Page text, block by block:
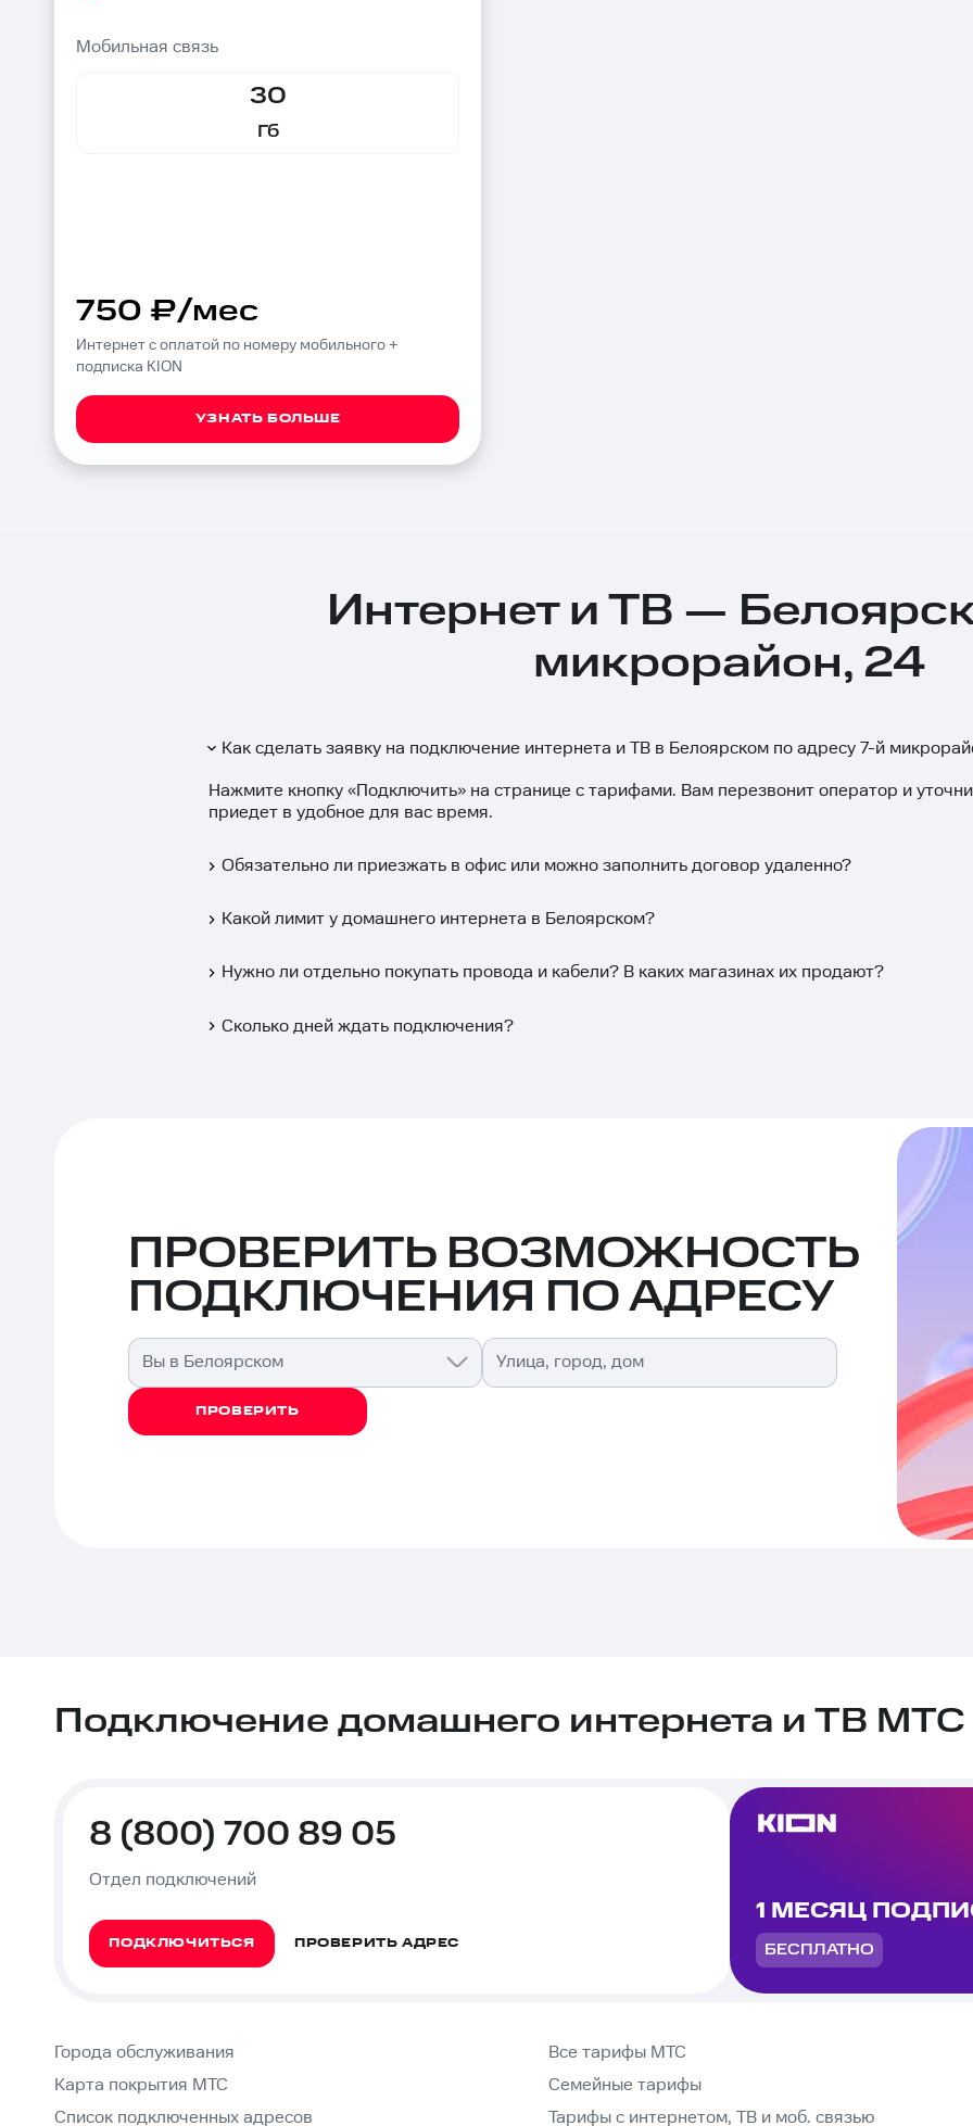
Мобильная связь
30
Гб
750 ₽/мес
Интернет с оплатой по номеру мобильного +
подписка KION
УЗНАТЬ БОЛЬШЕ
Интернет и ТВ —
микрорайон, 24
Как сделать заявку на подключение интернета и ТВ в Белоярском по адресу 7-й
Нажмите кнопку «Подключить» на странице с тарифами. Вам перезвонит оператор и
приедет в удобное для вас время.
Обязательно ли приезжать в офис или можно заполнить договор удаленно?
Какой лимит у домашнего интернета в Белоярском?
Нужно ли отдельно покупать провода и кабели? В каких магазинах их продают?
Сколько дней ждать подключения?
ПРОВЕРИТЬ ВОЗМОЖНОСТЬ
ПОДКЛЮЧЕНИЯ ПО АДРЕСУ
Вы в Белоярском Улица, город, дом
ПРОВЕРИТЬ
Подключение домашнего интернета и ТВ
8 (800) 700 89 05
Отдел подключений
ПОДКЛЮЧИТЬСЯ ПРОВЕРИТЬ АДРЕС
1 МЕСЯЦ
БЕСПЛАТНО
Города обслуживания
Карта покрытия МТС
Список подключенных адресов
Все тарифы МТС
Семейные тарифы
Тарифы с интернетом, ТВ и моб. связью